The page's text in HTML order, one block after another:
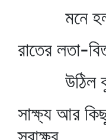
মনে হল
রাতের লতা-
উঠিল
সাক্ষ্য আর